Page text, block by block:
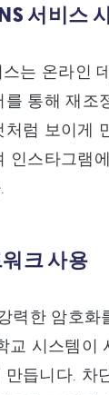
서비스
는 온라인
통해 재조
처럼 보이게
인스타그램
크 사용
력한 암호화
교 시스템이
듭니다. 차